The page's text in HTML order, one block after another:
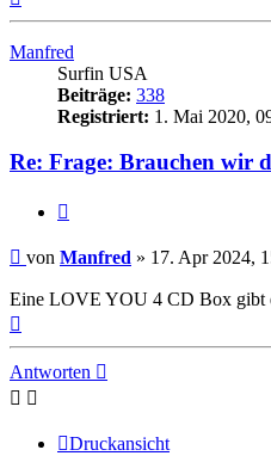
Manfred
Surfin USA
Beiträge: 338
Registriert: 1. Mai 2020,
Re: Frage: Brauchen wir
Beitrag
von Manfred » 17. Apr 2024,
Eine LOVE YOU 4 CD Box gibt
Antworten
Druckansicht